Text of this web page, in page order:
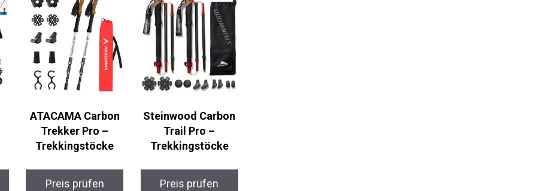
ATACAMA Carbon
Trekker Pro –
Trekkingstöcke
Preis prüfen
Steinwood Carbon
Trail Pro –
Trekkingstöcke
Preis prüfen